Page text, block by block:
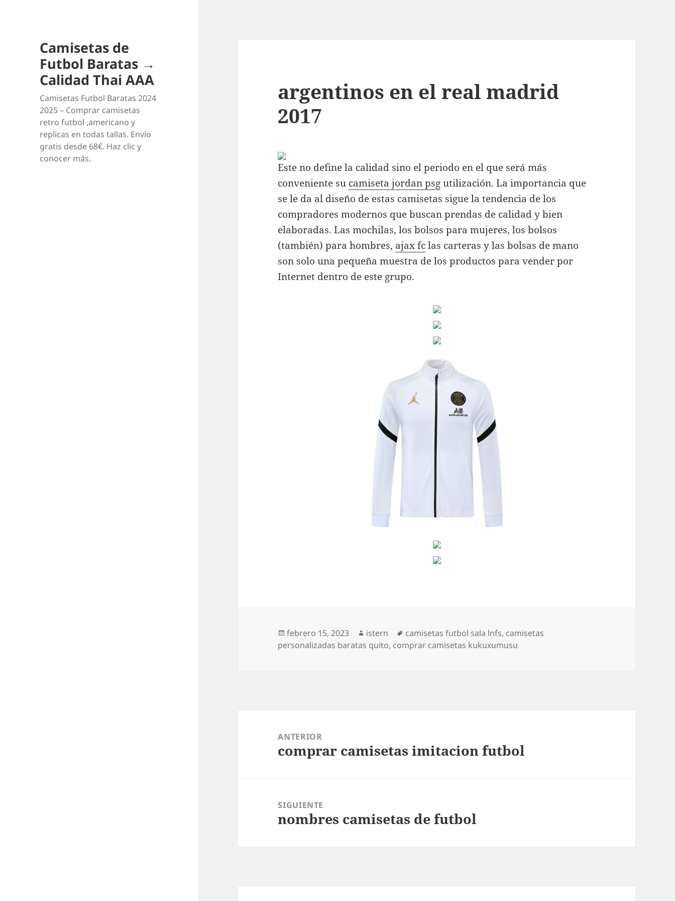
Camisetas de
Futbol Baratas →
Calidad Thai AAA
Camisetas Futbol Baratas 2024
2025 – Comprar camisetas
retro futbol ,americano y
replicas en todas tallas. Envío
gratis desde 68€. Haz clic y
conocer más.
argentinos en el real madrid
2017
Este no define la calidad sino el periodo en el que será más
conveniente su camiseta jordan psgutilización. La importancia que
se le da al diseño de estas camisetas sigue la tendencia de los
compradores modernos que buscan prendas de calidad y bien
elaboradas. Las mochilas, los bolsos para mujeres, los bolsos
(también) para hombres, ajax fclas carteras y las bolsas de mano
son solo una pequeña muestra de los productos para vender por
Internet dentro de este grupo.
Publicado
el
febrero 15, 2023 Autor
istern Etiquetas
camisetas futbol sala lnfs, camisetas
personalizadas baratas quito, comprar camisetas kukuxumusu
entradas
ANTERIOR
Entrada
comprar camisetas imitacion futbol
SIGUIENTE
Entrada
nombres camisetas de futbol